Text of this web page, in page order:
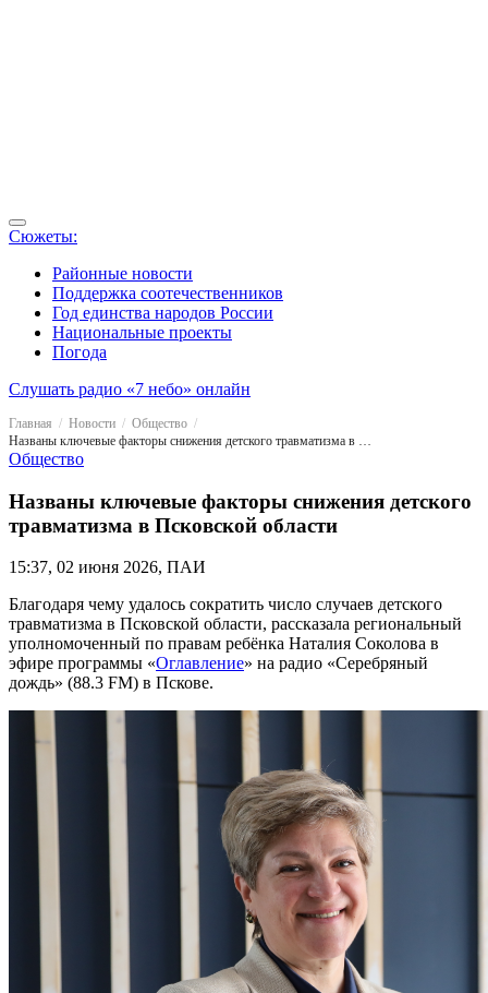
Сюжеты:
Районные новости
Поддержка соотечественников
Год единства народов России
Национальные проекты
Погода
Слушать радио «7 небо» онлайн
Главная Новости
Общество
Названы ключевые факторы снижения детского травматизма в Псковской области
Общество
Названы ключевые факторы снижения детского
травматизма в Псковской области
15:37, 02 июня 2026, ПАИ
Благодаря чему удалось сократить число случаев детского
травматизма в Псковской области, рассказала региональный
уполномоченный по правам ребёнка Наталия Соколова в
эфире программы «Оглавление» на радио «Серебряный
дождь» (88.3 FM) в Пскове.